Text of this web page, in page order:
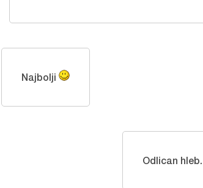
Najbolji
Odlican hleb.